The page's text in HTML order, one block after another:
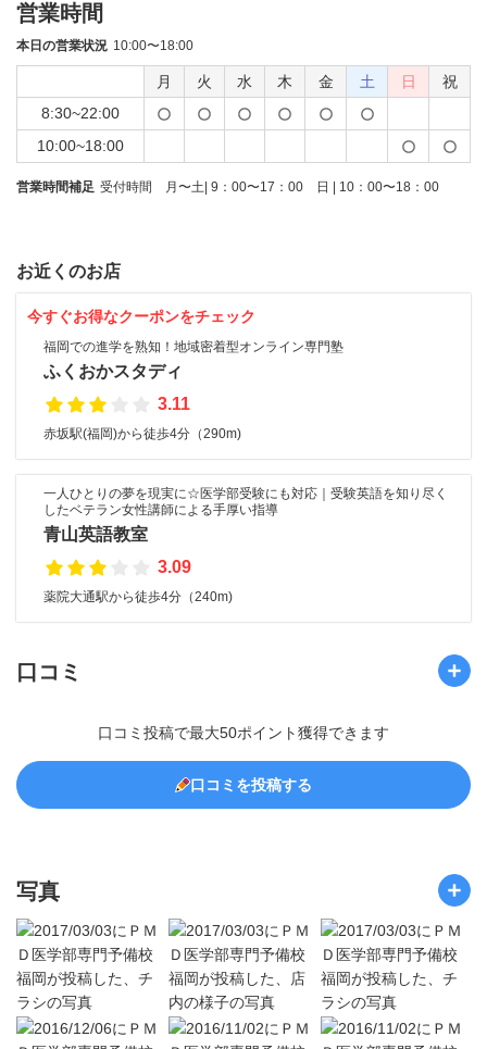
営業時間
本日の営業状況 10:00〜18:00
月 火 水 木 金 土 日
祝
8:30~22:00
10:00~18:00
営業時間補足 受付時間 月〜土| 9：00〜17：00 日 | 10：00〜18：00
お近くのお店
今すぐお得なクーポンをチェック
福岡での進学を熟知！地域密着型オンライン専門塾
ふくおかスタディ
3.11
赤坂駅(福岡)から徒歩4分（290m)
一人ひとりの夢を現実に☆医学部受験にも対応｜受験英語を知り尽く
したベテラン女性講師による手厚い指導
青山英語教室
3.09
薬院大通駅から徒歩4分（240m)
口コミ
口コミ投稿で最大50ポイント獲得できます
口コミを投稿する
写真